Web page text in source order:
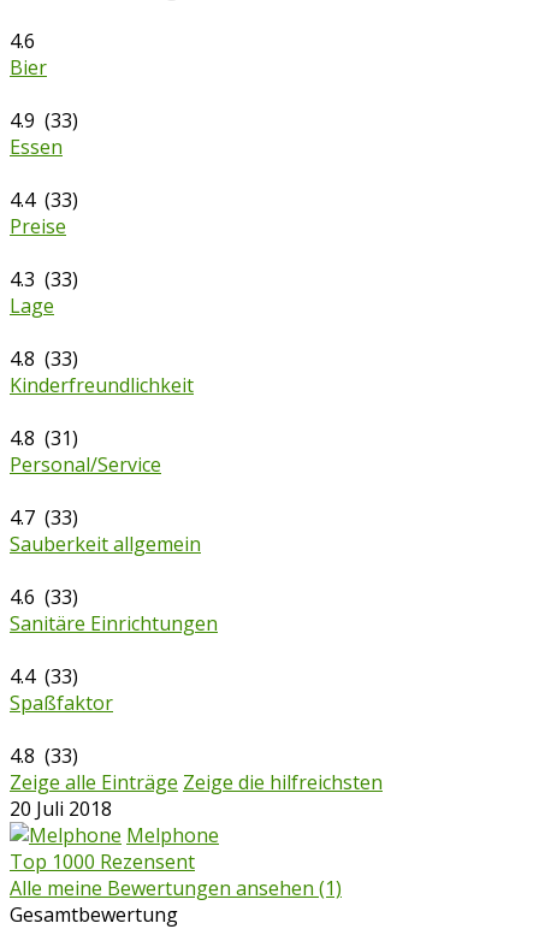
4.6
Bier
4.9 (33)
Essen
4.4 (33)
Preise
4.3 (33)
Lage
4.8 (33)
Kinderfreundlichkeit
4.8 (31)
Personal/Service
4.7 (33)
Sauberkeit allgemein
4.6 (33)
Sanitäre Einrichtungen
4.4 (33)
Spaßfaktor
4.8 (33)
Zeige alle Einträge Zeige die hilfreichsten
20 Juli 2018
Melphone
Top 1000 Rezensent
Alle meine Bewertungen ansehen (1)
Gesamtbewertung